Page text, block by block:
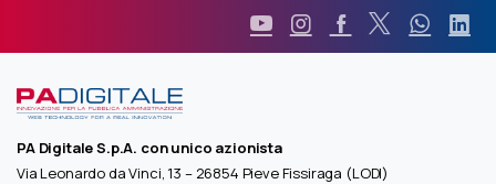
PA Digitale S.p.A. con unico azionista
Via Leonardo da Vinci, 13 – 26854 Pieve Fissiraga (LODI)